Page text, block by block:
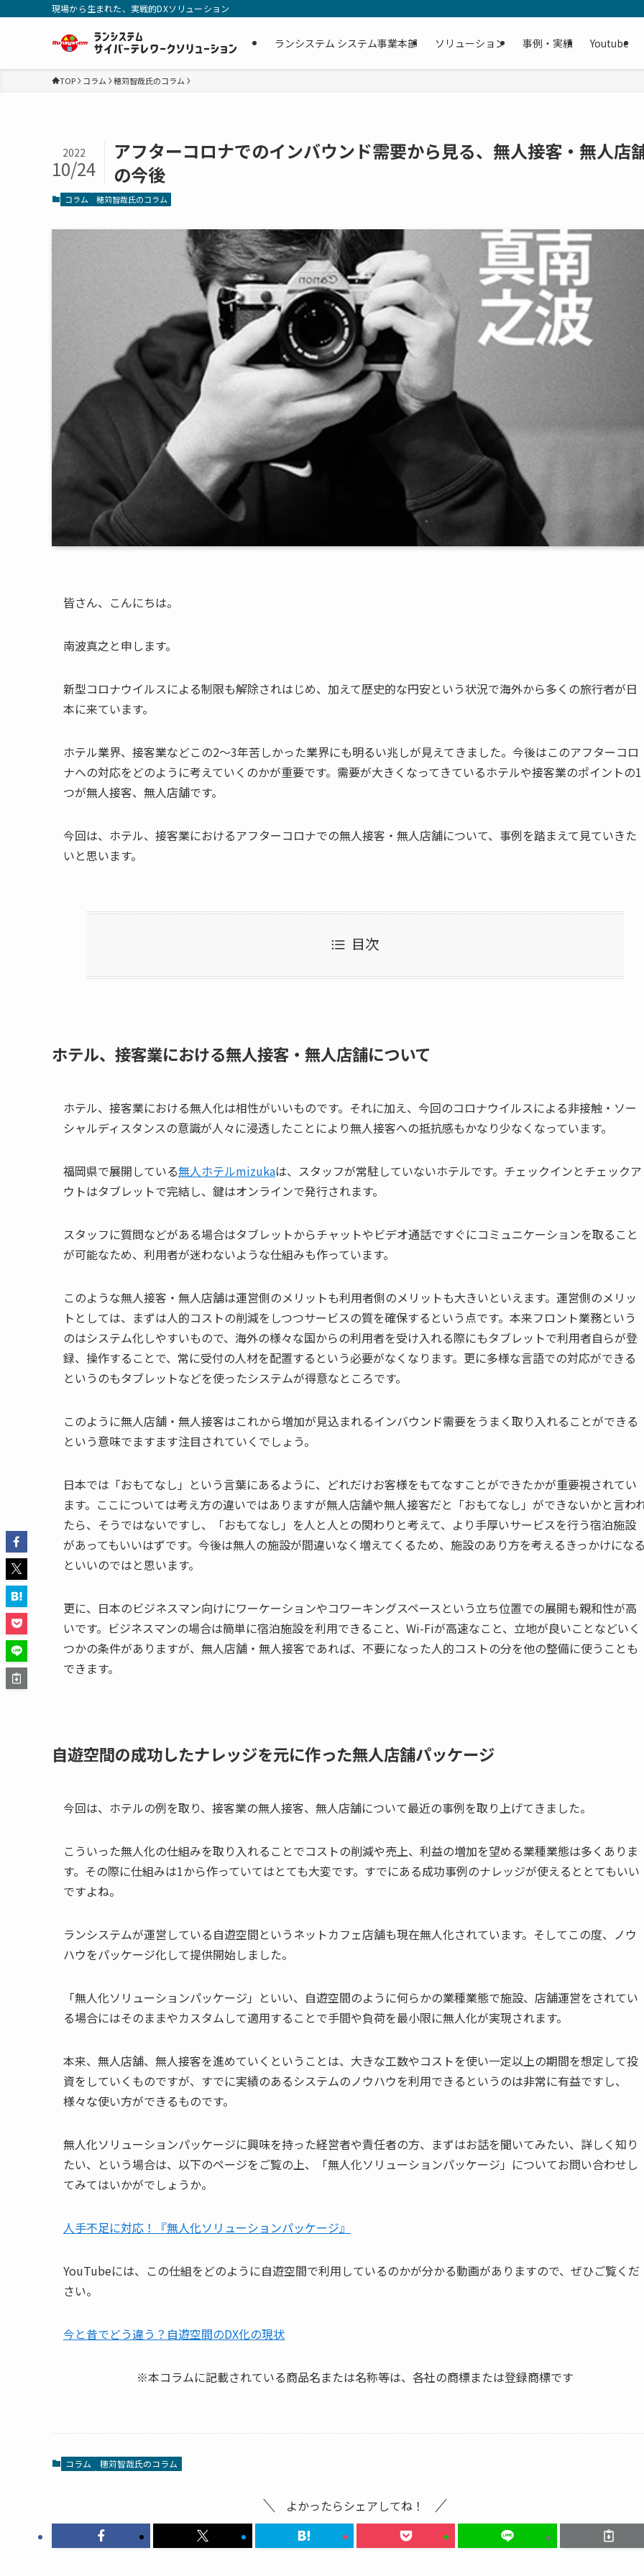
現場から生まれた、実戦的DXソリューション
ランシステム システム事業本部 ソリューション 事例・実績 Youtube
TOP コラム 穂苅智哉氏のコラム
アフターコロナでのインバウンド需要から見る、無人接客・無人店
の今後
2022
10/24
コラム 穂苅智哉氏のコラム
皆さん、こんにちは。
南波真之と申します。
新型コロナウイルスによる制限も解除されはじめ、加えて歴史的な円安という状況で海外から多くの旅行者が日
本に来ています。
ホテル業界、接客業などこの2〜3年苦しかった業界にも明るい兆しが見えてきました。今後はこのアフターコロ
ナへの対応をどのように考えていくのかが重要です。需要が大きくなってきているホテルや接客業のポイントの1
つが無人接客、無人店舗です。
今回は、ホテル、接客業におけるアフターコロナでの無人接客・無人店舗について、事例を踏まえて見ていきた
いと思います。
目次
ホテル、接客業における無人接客・無人店舗について
ホテル、接客業における無人化は相性がいいものです。それに加え、今回のコロナウイルスによる非接触・ソー
シャルディスタンスの意識が人々に浸透したことにより無人接客への抵抗感もかなり少なくなっています。
福岡県で展開している無人ホテルmizukaは、スタッフが常駐していないホテルです。チェックインとチェックア
ウトはタブレットで完結し、鍵はオンラインで発行されます。
スタッフに質問などがある場合はタブレットからチャットやビデオ通話ですぐにコミュニケーションを取ること
が可能なため、利用者が迷わないような仕組みも作っています。
このような無人接客・無人店舗は運営側のメリットも利用者側のメリットも大きいといえます。運営側のメリッ
トとしては、まずは人的コストの削減をしつつサービスの質を確保するという点です。本来フロント業務という
のはシステム化しやすいもので、海外の様々な国からの利用者を受け入れる際にもタブレットで利用者自らが登
録、操作することで、常に受付の人材を配置するという必要がなくなります。更に多様な言語での対応ができる
というのもタブレットなどを使ったシステムが得意なところです。
このように無人店舗・無人接客はこれから増加が見込まれるインバウンド需要をうまく取り入れることができる
という意味でますます注目されていくでしょう。
日本では「おもてなし」という言葉にあるように、どれだけお客様をもてなすことができたかが重要視されてい
ます。ここについては考え方の違いではありますが無人店舗や無人接客だと「おもてなし」ができないかと言わ
たら、そうではないですし、「おもてなし」を人と人との関わりと考えて、より手厚いサービスを行う宿泊施設
があってもいいはずです。今後は無人の施設が間違いなく増えてくるため、施設のあり方を考えるきっかけにな
といいのではと思います。
更に、日本のビジネスマン向けにワーケーションやコワーキングスペースという立ち位置での展開も親和性が高
いです。ビジネスマンの場合は簡単に宿泊施設を利用できること、Wi-Fiが高速なこと、立地が良いことなどいく
つかの条件がありますが、無人店舗・無人接客であれば、不要になった人的コストの分を他の整備に使うことも
できます。
自遊空間の成功したナレッジを元に作った無人店舗パッケージ
今回は、ホテルの例を取り、接客業の無人接客、無人店舗について最近の事例を取り上げてきました。
こういった無人化の仕組みを取り入れることでコストの削減や売上、利益の増加を望める業種業態は多くありま
す。その際に仕組みは1から作っていてはとても大変です。すでにある成功事例のナレッジが使えるととてもいい
ですよね。
ランシステムが運営している自遊空間というネットカフェ店舗も現在無人化されています。そしてこの度、ノウ
ハウをパッケージ化して提供開始しました。
「無人化ソリューションパッケージ」といい、自遊空間のように何らかの業種業態で施設、店舗運営をされてい
る場合にはそのままやカスタムして適用することで手間や負荷を最小限に無人化が実現されます。
本来、無人店舗、無人接客を進めていくということは、大きな工数やコストを使い一定以上の期間を想定して投
資をしていくものですが、すでに実績のあるシステムのノウハウを利用できるというのは非常に有益ですし、
様々な使い方ができるものです。
無人化ソリューションパッケージに興味を持った経営者や責任者の方、まずはお話を聞いてみたい、詳しく知り
たい、という場合は、以下のページをご覧の上、「無人化ソリューションパッケージ」についてお問い合わせし
てみてはいかがでしょうか。
人手不足に対応！『無人化ソリューションパッケージ』
YouTubeには、この仕組をどのように自遊空間で利用しているのかが分かる動画がありますので、ぜひご覧くだ
さい。
今と昔でどう違う？自遊空間のDX化の現状
※本コラムに記載されている商品名または名称等は、各社の商標または登録商標です
コラム 穂苅智哉氏のコラム
よかったらシェアしてね！